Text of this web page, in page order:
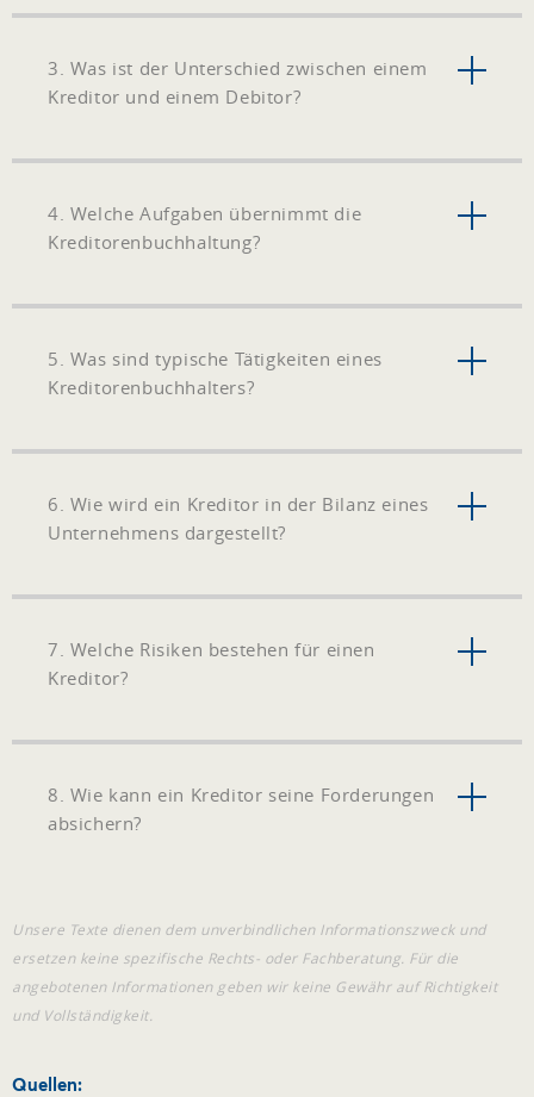
3. Was ist der Unterschied zwischen einem
Kreditor und einem Debitor?
4. Welche Aufgaben übernimmt die
Kreditorenbuchhaltung?
5. Was sind typische Tätigkeiten eines
Kreditorenbuchhalters?
6. Wie wird ein Kreditor in der Bilanz eines
Unternehmens dargestellt?
7. Welche Risiken bestehen für einen
Kreditor?
8. Wie kann ein Kreditor seine Forderungen
absichern?
Unsere Texte dienen dem unverbindlichen Informationszweck und
ersetzen keine spezifische Rechts- oder Fachberatung. Für die
angebotenen Informationen geben wir keine Gewähr auf Richtigkeit
und Vollständigkeit.
Quellen: